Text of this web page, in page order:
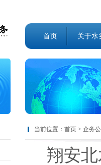
首页 关于水
当前位置： 首页 > 企务
翔安